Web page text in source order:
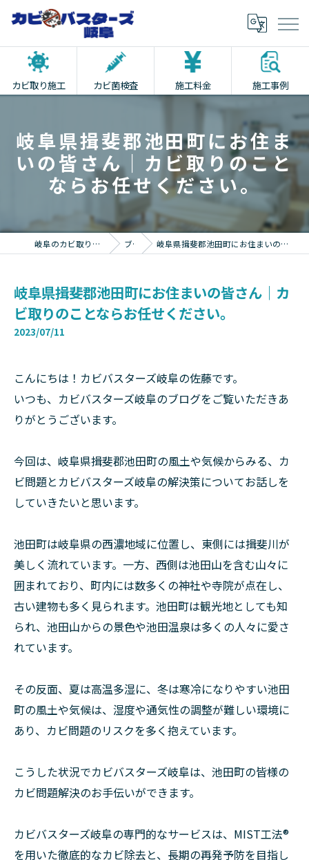
カビ取り施工 カビ菌検査 施工料金 施工事例
岐阜県揖斐郡池田町にお住ま
いの皆さん｜カビ取りのこと
ならお任せください。
岐阜のカビ取りならカビバスターズ岐阜 ブログ 岐阜県揖斐郡池田町にお住まいの皆さん｜カビ取りのことならお任せください。
岐阜県揖斐郡池田町にお住まいの皆さん｜カ
ビ取りのことならお任せください。
2023/07/11
こんにちは！カビバスターズ岐阜の佐藤です。
いつも、カビバスターズ岐阜のブログをご覧いただきあ
りがとうございます。
今回は、岐阜県揖斐郡池田町の風土や気候からみる、カ
ビ問題とカビバスターズ岐阜の解決策についてお話しを
していきたいと思います。
池田町は岐阜県の西濃地域に位置し、東側には揖斐川が
美しく流れています。一方、西側は池田山を含む山々に
囲まれており、町内には数多くの神社や寺院が点在し、
古い建物も多く見られます。池田町は観光地としても知
られ、池田山からの景色や池田温泉は多くの人々に愛さ
れています。
その反面、夏は高温多湿に、冬は寒冷になりやすい池田
町の風土や気候は、湿度や通気性の調整が難しい環境に
あり、カビ問題のリスクを多く抱えています。
こうした状況でカビバスターズ岐阜は、池田町の皆様の
カビ問題解決のお手伝いができます。
カビバスターズ岐阜の専門的なサービスは、MIST工法®
を用いた徹底的なカビ除去と、長期の再発予防を目指し